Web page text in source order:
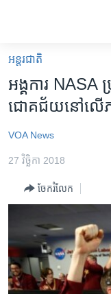
គេហទំព័រ​
ទាក់ទង
និង​
ទំព័រ​
និង​
ចូល​
ទៅ​
អន្តរជាតិ
ហេឡូវីអូអេ
កម្ពុជាច្នៃប្រតិដ្ឋ
ទូរទស្សន៍ / វីដេអូ​
វិទ្យុ / ផតខាសថ៍
អន្តរជាតិ
អង្គការ
ជោគជ័យ​នៅលើ​ភព
VOA News
27 វិច្ឆិកា 2018
ចែករំលែក